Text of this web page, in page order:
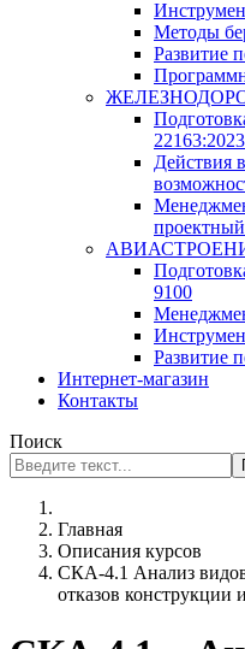
Методы
Развитие
Действия
9100
Развитие
Интернет-магазин
Контакты
Поиск
Главная
Описания курсов
CКА-4.1 Анализ
отказов конструкции